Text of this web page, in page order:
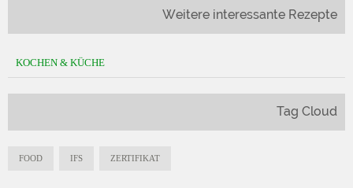
Weitere interessante Rezepte
KOCHEN & KÜCHE
Tag Cloud
FOOD IFS ZERTIFIKAT